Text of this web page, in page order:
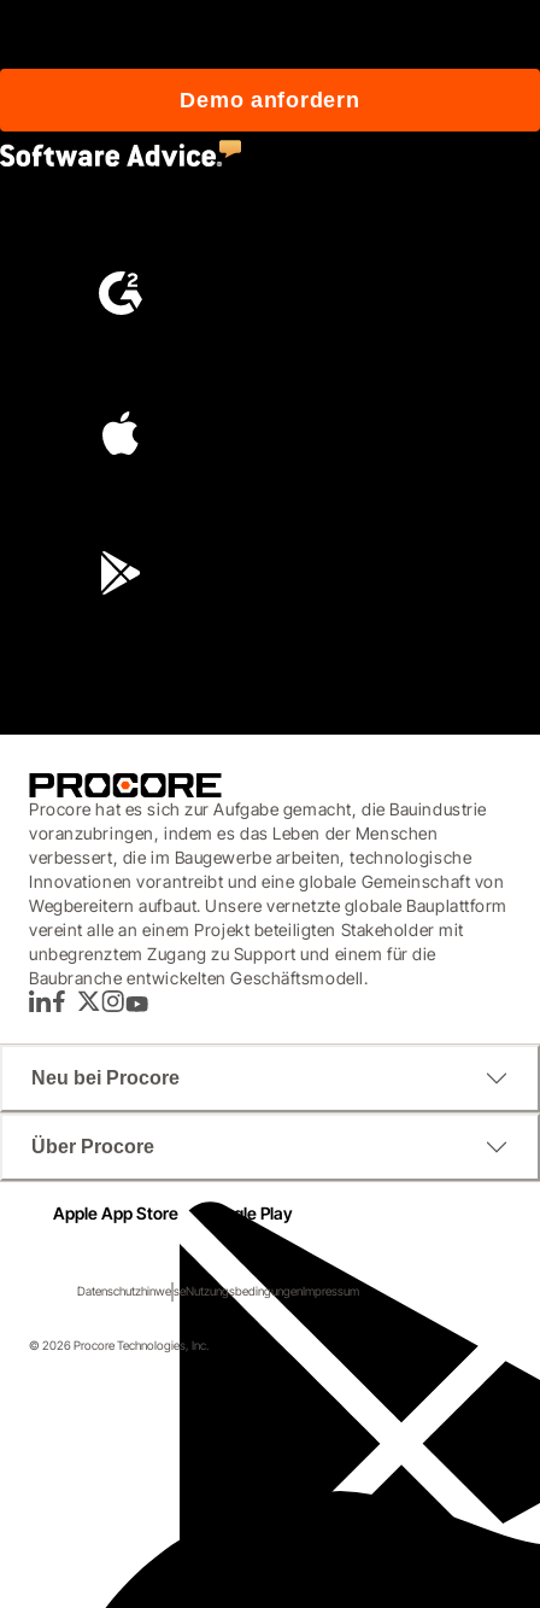
Demo anfordern
Procore hat es sich zur Aufgabe gemacht, die Bauindustrie
voranzubringen, indem es das Leben der Menschen
verbessert, die im Baugewerbe arbeiten, technologische
Innovationen vorantreibt und eine globale Gemeinschaft von
Wegbereitern aufbaut. Unsere vernetzte globale Bauplattform
vereint alle an einem Projekt beteiligten Stakeholder mit
unbegrenztem Zugang zu Support und einem für die
Baubranche entwickelten Geschäftsmodell.
LinkedInFacebook
TwitterInstagram
YouTube
Neu bei Procore
Über Procore
Apple App Store Google Play
DatenschutzhinweiseNutzungsbedingungenImpressum
© 2026 Procore Technologies, Inc.